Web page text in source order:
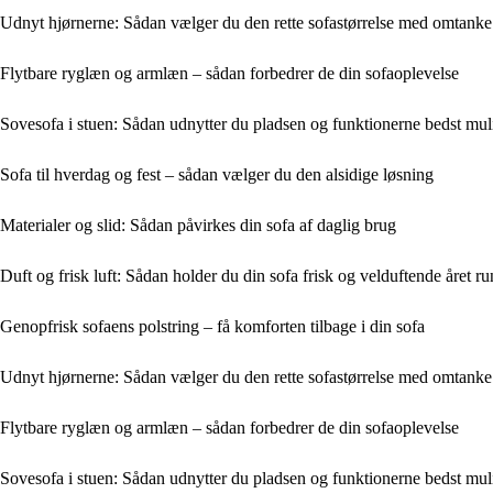
Udnyt hjørnerne: Sådan vælger du den rette sofastørrelse med omtanke
Flytbare ryglæn og armlæn – sådan forbedrer de din sofaoplevelse
Sovesofa i stuen: Sådan udnytter du pladsen og funktionerne bedst
Sofa til hverdag og fest – sådan vælger du den alsidige løsning
Materialer og slid: Sådan påvirkes din sofa af daglig brug
Duft og frisk luft: Sådan holder du din sofa frisk og velduftende året
Genopfrisk sofaens polstring – få komforten tilbage i din sofa
Udnyt hjørnerne: Sådan vælger du den rette sofastørrelse med omtanke
Flytbare ryglæn og armlæn – sådan forbedrer de din sofaoplevelse
Sovesofa i stuen: Sådan udnytter du pladsen og funktionerne bedst